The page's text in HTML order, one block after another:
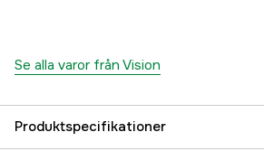
Se alla varor från Vision
Produktspecifikationer